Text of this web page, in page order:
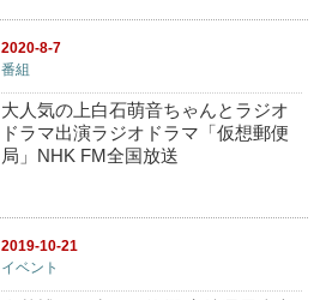
2020-8-7
番組
大人気の上白石萌音ちゃんとラジオ
ドラマ出演ラジオドラマ「仮想郵便
局」NHK FM全国放送
2019-10-21
イベント